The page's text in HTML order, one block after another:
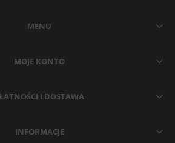
MENU
MOJE KONTO
I DOSTAWA
INFORMACJE